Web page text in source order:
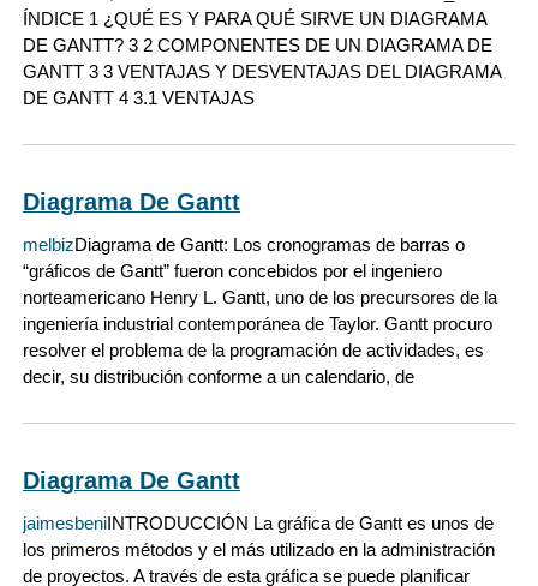
ÍNDICE 1 ¿QUÉ ES Y PARA QUÉ SIRVE UN DIAGRAMA
DE GANTT? 3 2 COMPONENTES DE UN DIAGRAMA DE
GANTT 3 3 VENTAJAS Y DESVENTAJAS DEL DIAGRAMA
DE GANTT 4 3.1 VENTAJAS
Diagrama De Gantt
melbizDiagrama de Gantt: Los cronogramas de barras o
“gráficos de Gantt” fueron concebidos por el ingeniero
norteamericano Henry L. Gantt, uno de los precursores de la
ingeniería industrial contemporánea de Taylor. Gantt procuro
resolver el problema de la programación de actividades, es
decir, su distribución conforme a un calendario, de
Diagrama De Gantt
jaimesbeniINTRODUCCIÓN La gráfica de Gantt es unos de
los primeros métodos y el más utilizado en la administración
de proyectos. A través de esta gráfica se puede planificar